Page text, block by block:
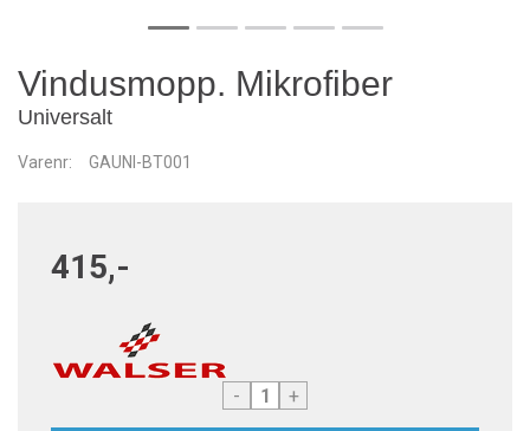
Vindusmopp. Mikrofiber
Universalt
Varenr: GAUNI-BT001
415,-
- +